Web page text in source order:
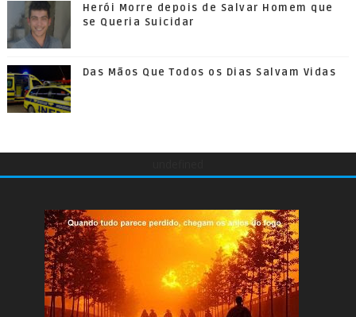
Herói Morre depois de Salvar Homem que
se Queria Suicidar
Das Mãos Que Todos os Dias Salvam Vidas